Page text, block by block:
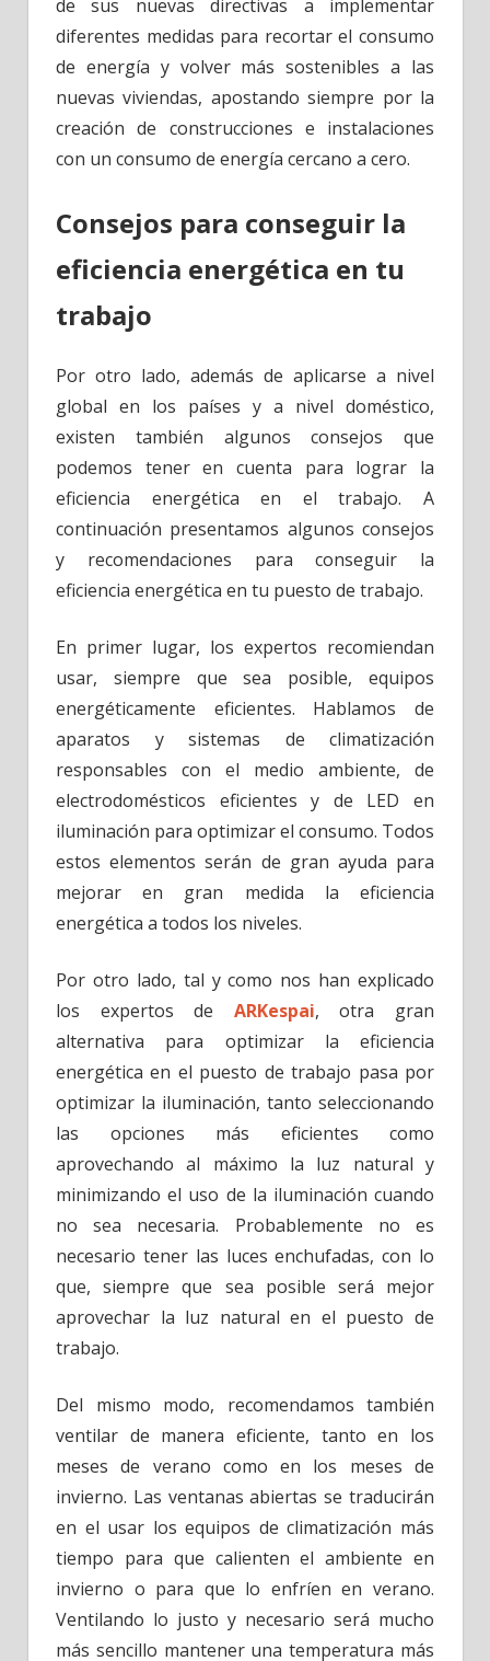
de sus nuevas directivas a implementar
diferentes medidas para recortar el consumo
de energía y volver más sostenibles a las
nuevas viviendas, apostando siempre por la
creación de construcciones e instalaciones
con un consumo de energía cercano a cero.
Consejos para conseguir la
eficiencia energética en tu
trabajo
Por otro lado, además de aplicarse a nivel
global en los países y a nivel doméstico,
existen también algunos consejos que
podemos tener en cuenta para lograr la
eficiencia energética en el trabajo. A
continuación presentamos algunos consejos
y recomendaciones para conseguir la
eficiencia energética en tu puesto de trabajo.
En primer lugar, los expertos recomiendan
usar, siempre que sea posible, equipos
energéticamente eficientes. Hablamos de
aparatos y sistemas de climatización
responsables con el medio ambiente, de
electrodomésticos eficientes y de LED en
iluminación para optimizar el consumo. Todos
estos elementos serán de gran ayuda para
mejorar en gran medida la eficiencia
energética a todos los niveles.
Por otro lado, tal y como nos han explicado
los expertos de ARKespai, otra gran
alternativa para optimizar la eficiencia
energética en el puesto de trabajo pasa por
optimizar la iluminación, tanto seleccionando
las opciones más eficientes como
aprovechando al máximo la luz natural y
minimizando el uso de la iluminación cuando
no sea necesaria. Probablemente no es
necesario tener las luces enchufadas, con lo
que, siempre que sea posible será mejor
aprovechar la luz natural en el puesto de
trabajo.
Del mismo modo, recomendamos también
ventilar de manera eficiente, tanto en los
meses de verano como en los meses de
invierno. Las ventanas abiertas se traducirán
en el usar los equipos de climatización más
tiempo para que calienten el ambiente en
invierno o para que lo enfríen en verano.
Ventilando lo justo y necesario será mucho
más sencillo mantener una temperatura más